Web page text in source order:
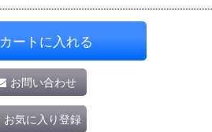
カートに入れる
お問い合わせ
お気に入り登録